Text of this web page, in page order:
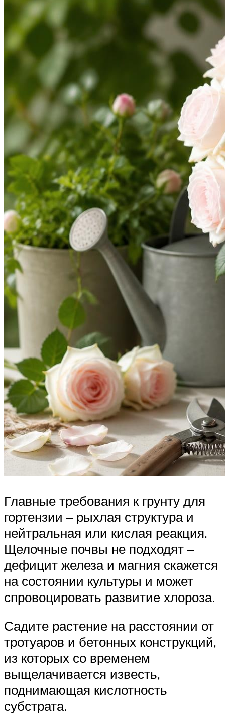
Главные требования к грунту для
гортензии – рыхлая структура и
нейтральная или кислая реакция.
Щелочные почвы не подходят –
дефицит железа и магния скажется
на состоянии культуры и может
спровоцировать развитие хлороза.
Садите растение на расстоянии от
тротуаров и бетонных конструкций,
из которых со временем
выщелачивается известь,
поднимающая кислотность
субстрата.